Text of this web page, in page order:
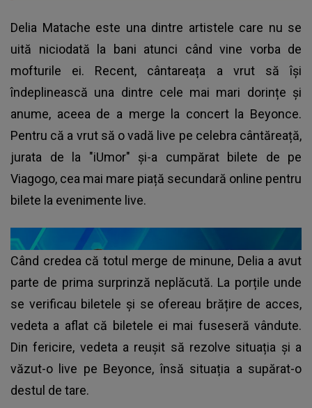
Delia Matache este una dintre artistele care nu se
uită niciodată la bani atunci când vine vorba de
mofturile ei. Recent, cântareața a vrut să își
îndeplinească una dintre cele mai mari dorințe și
anume, aceea de a merge la concert la Beyonce.
Pentru că a vrut să o vadă live pe celebra cântăreață,
jurata de la "iUmor" și-a cumpărat bilete de pe
Viagogo, cea mai mare piață secundară online pentru
bilete la evenimente live.
Când credea că totul merge de minune, Delia a avut
parte de prima surprinză neplăcută. La porțile unde
se verificau biletele și se ofereau brățire de acces,
vedeta a aflat că biletele ei mai fuseseră vândute.
Din fericire, vedeta a reușit să rezolve situația și a
văzut-o live pe Beyonce, însă situația a supărat-o
destul de tare.